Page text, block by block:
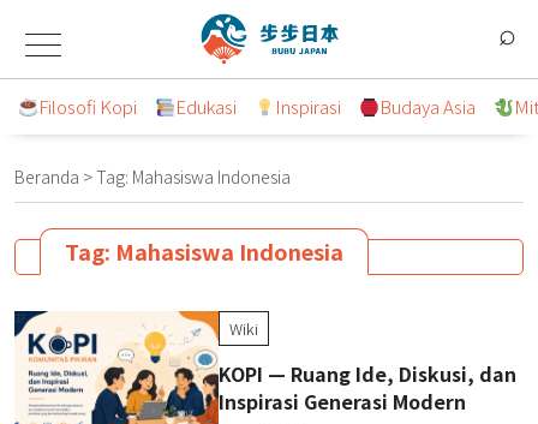
konten
⌕
Filosofi Kopi Edukasi Inspirasi Budaya Asia
Beranda > Tag: Mahasiswa Indonesia
Tag: Mahasiswa Indonesia
Wiki
KOPI — Ruang Ide, Diskusi, dan
Inspirasi Generasi Modern